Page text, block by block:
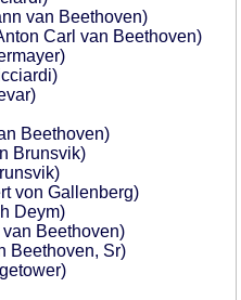
van Beethoven)
Carl van Beethoven)
Beethoven)
Brunsvik)
von Gallenberg)
Deym)
Beethoven)
Beethoven, Sr)